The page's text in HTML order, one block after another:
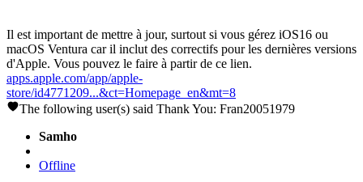
Il est important de mettre à jour, surtout si vous gérez iOS16 ou
macOS Ventura car il inclut des correctifs pour les dernières versions
d'Apple. Vous pouvez le faire à partir de ce lien.
apps.apple.com/app/apple-
store/id4771209...&ct=Homepage_en&mt=8
The following user(s) said Thank You: Fran20051979
Samho
Offline